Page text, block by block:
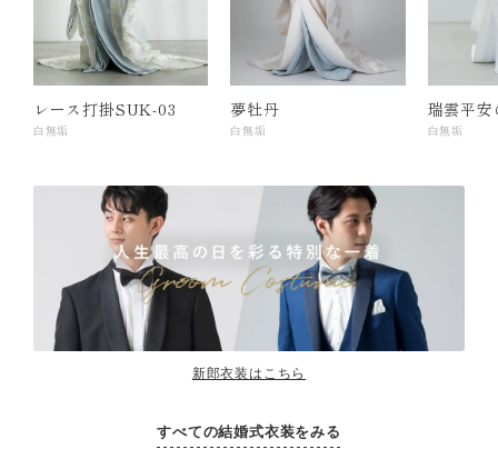
レース打掛SUK-03
白無垢
夢牡丹
白無垢
瑞雲平安
白無垢
新郎衣装はこちら
すべての結婚式衣装をみる